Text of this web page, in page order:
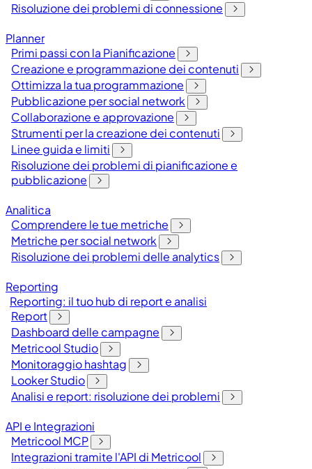
Risoluzione dei problemi di connessione
Planner
Primi passi con la Pianificazione
Creazione e programmazione dei contenuti
Ottimizza la tua programmazione
Pubblicazione per social network
Collaborazione e approvazione
Strumenti per la creazione dei contenuti
Linee guida e limiti
Risoluzione dei problemi di pianificazione e
pubblicazione
Analitica
Comprendere le tue metriche
Metriche per social network
Risoluzione dei problemi delle analytics
Reporting
Reporting: il tuo hub di report e analisi
Report
Dashboard delle campagne
Metricool Studio
Monitoraggio hashtag
Looker Studio
Analisi e report: risoluzione dei problemi
API e Integrazioni
Metricool MCP
Integrazioni tramite l'API di Metricool